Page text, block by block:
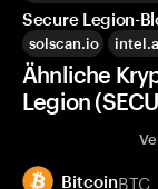
Secure Legion-
solscan.io
Ähnliche
Legion
BitcoinBTC